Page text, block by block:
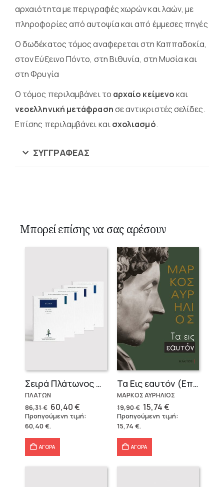
αρχαιότητα με περιγραφές χωρών και λαών, με
πληροφορίες από αυτοψία και από έμμεσες πηγές
Ο δωδέκατος τόμος αναφερεται στη Καππαδοκία,
στον Εύξεινο Πόντο, στη Βιθυνία, στη Μυσία και
στη Φρυγία
Ο τόμος περιλαμβάνει το αρχαίο κείμενοκαι
νεοελληνική μετάφρασησε αντικριστές σελίδες.
Επίσης περιλαμβάνει καισχολιασμό.
ΣΥΓΓΡΑΦΈΑΣ
Μπορεί επίσης να σας αρέσουν
Σειρά Πλάτωνος Πολιτεία
ΠΛΑΤΩΝ
86,31€ Original
price
was:
86,31 €.
60,40€Η
τρέχουσα
τιμή
Προηγούμενη τιμή:
60,40€.
ΑΓΟΡΑ
Τα Εις εαυτόν (Επίτομο) – Μάρκος Αυρήλιος
ΜΑΡΚΟΣ ΑΥΡΗΛΙΟΣ
19,90€ Original
price
was:
15,74€Η
τρέχουσα
τιμή
Προηγούμενη τιμή:
15,74 €.
ΑΓΟΡΑ